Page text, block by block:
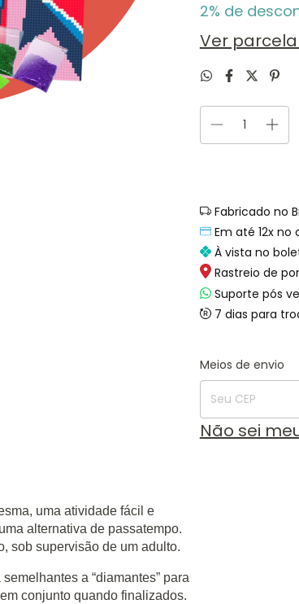
2% de
Ver
Fabricado no
Em até 12x
À vista no
Rastreio de
Suporte pós
7 dias para
Entregas para o
Meios de envio
Não sei
uma atividade fácil e
alternativa de passatempo.
sob supervisão de um adulto.
a “diamantes” para
conjunto quando finalizados.